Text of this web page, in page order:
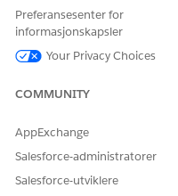
bilde av hvilke
tillatelsessettlisenser.
La oss få vite
Preferansesenter for
informasjonskapsler
Your Privacy Choices
COMMUNITY
AppExchange
Salesforce-administratorer
Salesforce-utviklere